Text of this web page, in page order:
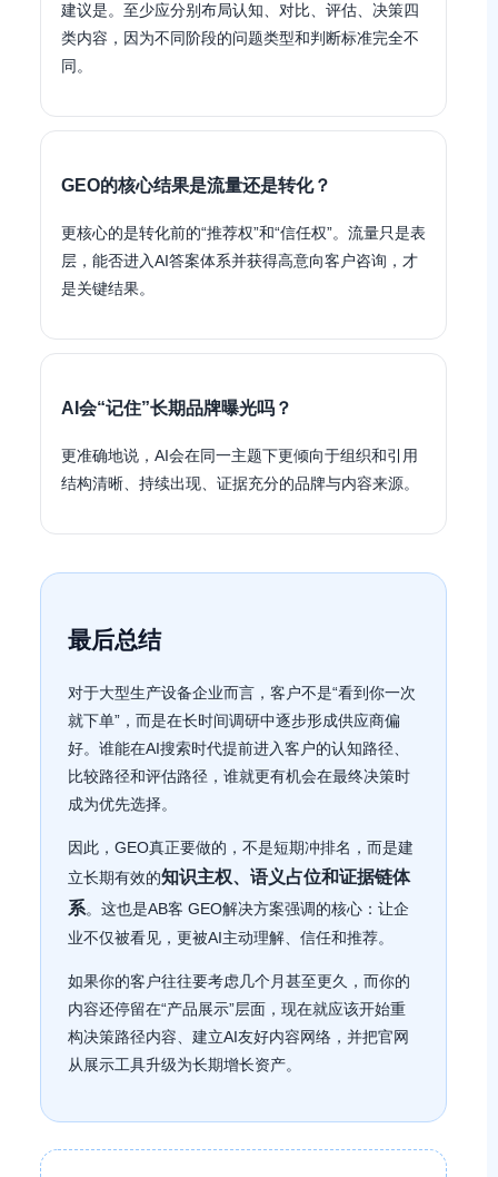
建议是。至少应分别布局认知、对比、评估、决策四
类内容，因为不同阶段的问题类型和判断标准完全不
同。
GEO的核心结果是流量还是转化？
更核心的是转化前的“推荐权”和“信任权”。流量只是表
层，能否进入AI答案体系并获得高意向客户咨询，才
是关键结果。
AI会“记住”长期品牌曝光吗？
更准确地说，AI会在同一主题下更倾向于组织和引用
结构清晰、持续出现、证据充分的品牌与内容来源。
最后总结
对于大型生产设备企业而言，客户不是“看到你一次
就下单”，而是在长时间调研中逐步形成供应商偏
好。谁能在AI搜索时代提前进入客户的认知路径、
比较路径和评估路径，谁就更有机会在最终决策时
成为优先选择。
因此，GEO真正要做的，不是短期冲排名，而是建
立长期有效的知识主权、语义占位和证据链体
系。这也是AB客 GEO解决方案强调的核心：让企
业不仅被看见，更被AI主动理解、信任和推荐。
如果你的客户往往要考虑几个月甚至更久，而你的
内容还停留在“产品展示”层面，现在就应该开始重
构决策路径内容、建立AI友好内容网络，并把官网
从展示工具升级为长期增长资产。